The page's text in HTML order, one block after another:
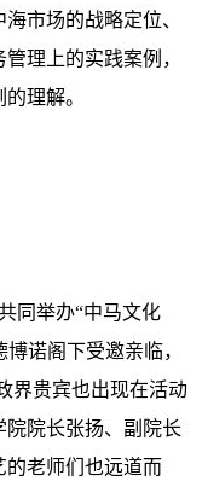
市场的战略定位、
理上的实践案例，
理解。
同举办“中马文化
博诺阁下受邀亲临，
界贵宾也出现在活动
院院长张扬、副院长
老师们也远道而